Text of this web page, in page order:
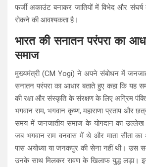
p
k
फर्जी अकाउंट बनाकर जातियों में विभेद और संघर्ष
रोकने की आवश्यकता है।
भारत की सनातन परंपरा का
समाज
मुख्यमंत्री (CM Yogi) ने अपने संबोधन में
सनातन परंपरा का आधार बताते हुए कहा कि यह
की रक्षा और संस्कृति के संरक्षण के लिए अग्रिम
भगवान राम, भगवान कृष्ण, महाराणा प्रताप और
समय में जनजातीय समाज के योगदान का उल्लेख
जब भगवान राम वनवास में थे और माता सीता
पास अयोध्या या जनकपुर की सेना नहीं थी। उस
उनके साथ मिलकर रावण के खिलाफ युद्ध लड़ा।